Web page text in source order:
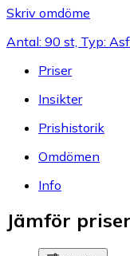
Skriv omdöme
Antal: 90 st, Typ:
Priser
Insikter
Prishistorik
Omdömen
Info
Jämför